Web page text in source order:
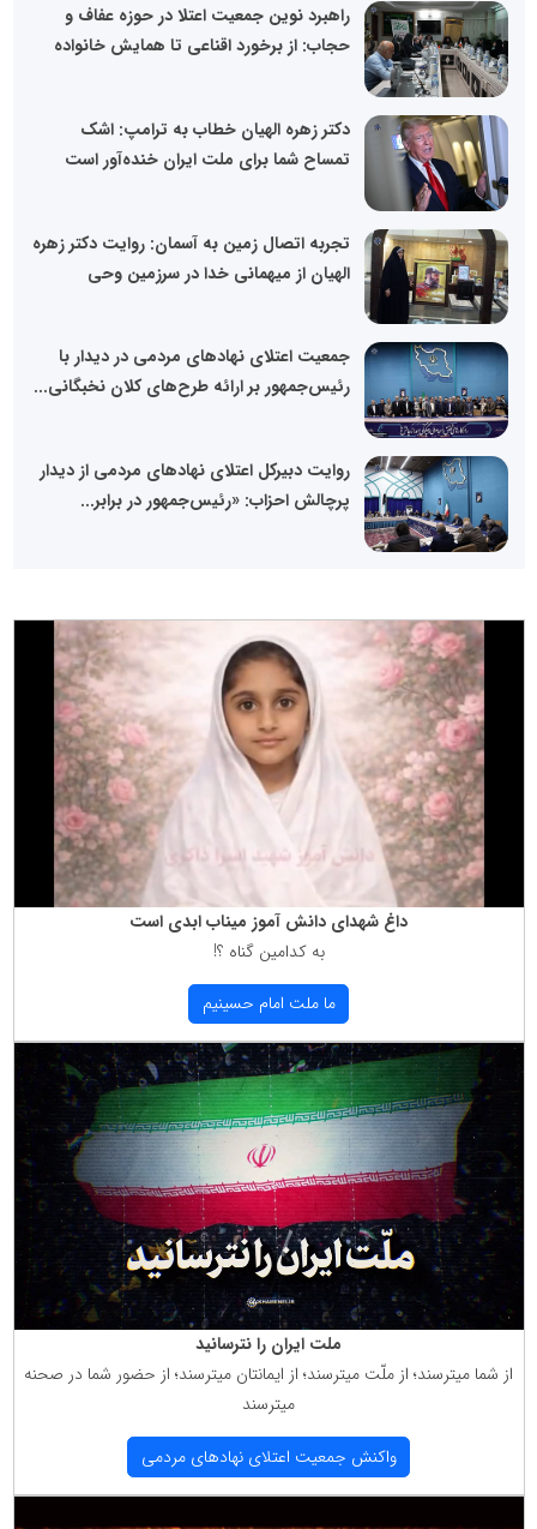
راهبرد نوین جمعیت اعتلا در حوزه عفاف و
حجاب: از برخورد اقناعی تا همایش خانواده
دکتر زهره الهیان خطاب به ترامپ: اشک
تمساح شما برای ملت ایران خنده‌آور است
تجربه اتصال زمین به آسمان: روایت دکتر زهره
الهیان از میهمانی خدا در سرزمین وحی
جمعیت اعتلای نهادهای مردمی در دیدار با
رئیس‌جمهور بر ارائه طرح‌های کلان نخبگانی...
روایت دبیرکل اعتلای نهادهای مردمی از دیدار
پرچالش احزاب: «رئیس‌جمهور در برابر...
داغ شهدای دانش آموز میناب ابدی است
به كدامین گناه ؟!
ما ملت امام حسینیم
ملت ایران را نترسانید
از شما میترسند؛ از ملّت میترسند؛ از ایمانتان میترسند؛ از حضور شما در صحنه
میترسند
واكنش جمعیت اعتلای نهادهای مردمی